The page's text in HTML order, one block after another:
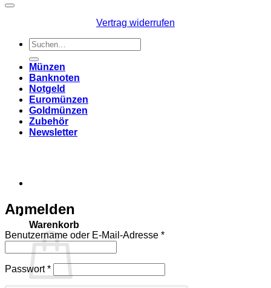
Warenkorb
Vertrag widerrufen
Suchen
nach:
Münzen
Banknoten
Notgeld
Euromünzen
Goldmünzen
Zubehör
Newsletter
Anmelden
Benutzername oder E-Mail-Adresse *Erforderlich
Passwort*Erforderlich